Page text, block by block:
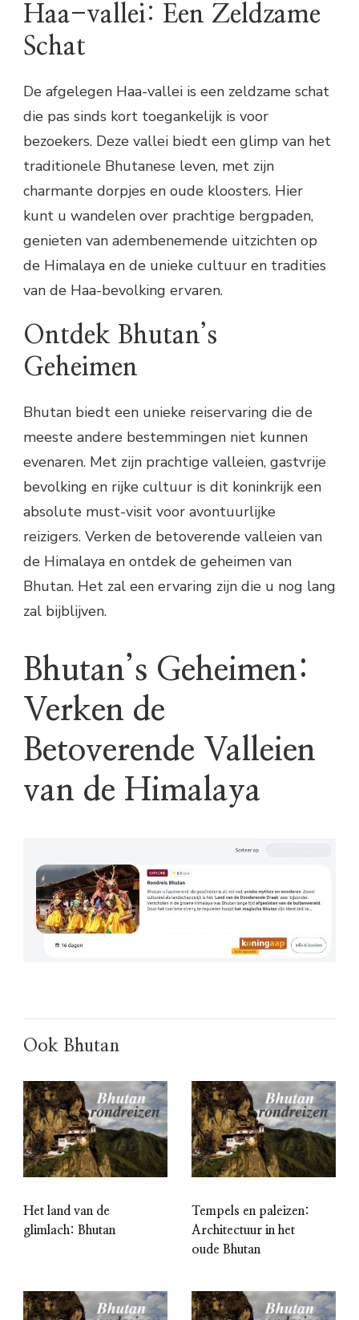
Haa-vallei: Een Zeldzame
Schat
De afgelegen Haa-vallei is een zeldzame schat
die pas sinds kort toegankelijk is voor
bezoekers. Deze vallei biedt een glimp van het
traditionele Bhutanese leven, met zijn
charmante dorpjes en oude kloosters. Hier
kunt u wandelen over prachtige bergpaden,
genieten van adembenemende uitzichten op
de Himalaya en de unieke cultuur en tradities
van de Haa-bevolking ervaren.
Ontdek Bhutan’s
Geheimen
Bhutan biedt een unieke reiservaring die de
meeste andere bestemmingen niet kunnen
evenaren. Met zijn prachtige valleien, gastvrije
bevolking en rijke cultuur is dit koninkrijk een
absolute must-visit voor avontuurlijke
reizigers. Verken de betoverende valleien van
de Himalaya en ontdek de geheimen van
Bhutan. Het zal een ervaring zijn die u nog lang
zal bijblijven.
Bhutan’s Geheimen:
Verken de
Betoverende Valleien
van de Himalaya
Ook Bhutan
Het land van de
glimlach: Bhutan
Tempels en paleizen:
Architectuur in het
oude Bhutan